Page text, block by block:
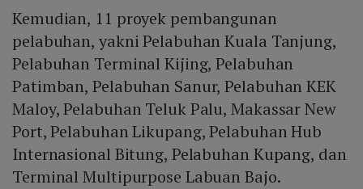
Kemudian, 11 proyek pembangunan
pelabuhan, yakni Pelabuhan Kuala Tanjung,
Pelabuhan Terminal Kijing, Pelabuhan
Patimban, Pelabuhan Sanur, Pelabuhan KEK
Maloy, Pelabuhan Teluk Palu, Makassar New
Port, Pelabuhan Likupang, Pelabuhan Hub
Internasional Bitung, Pelabuhan Kupang, dan
Terminal Multipurpose Labuan Bajo.